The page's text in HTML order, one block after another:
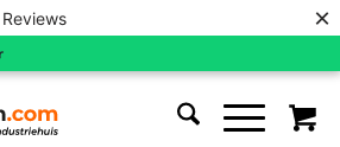
Reviews ×